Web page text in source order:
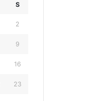
S
2
9
16
23